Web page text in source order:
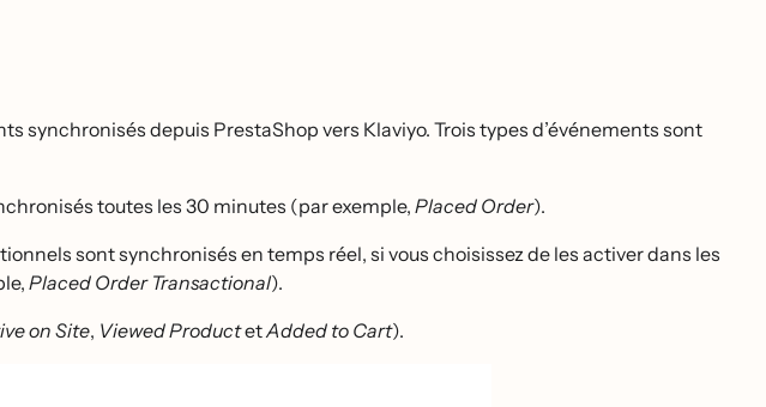
synchronisés depuis PrestaShop vers Klaviyo. Trois types d’événements sont
toutes les 30 minutes (par exemple, Placed Order).
sont synchronisés en temps réel, si vous choisissez de les activer dans les
Placed Order Transactional).
on Site, Viewed ProductetAdded to Cart).